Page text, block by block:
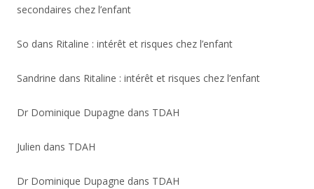
secondaires chez l’enfant
So dans Ritaline : intérêt et risques chez l’enfant
Sandrine dans Ritaline : intérêt et risques chez l’enfant
Dr Dominique Dupagne dans TDAH
Julien dans TDAH
Dr Dominique Dupagne dans TDAH